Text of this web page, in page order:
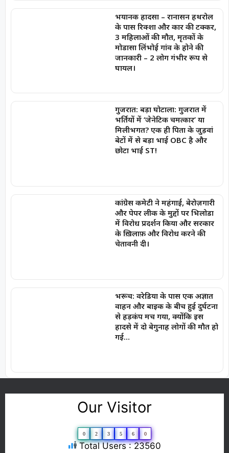
भयानक हादसा – रानासन हथरोल
के पास रिक्शा और कार की टक्कर,
3 महिलाओं की मौत, मृतकों के
मोडासा लिंभोई गांव के होने की
जानकारी – 2 लोग गंभीर रूप से
घायल।
गुजरात: बड़ा घोटाला: गुजरात में
भर्तियों में ‘जेनेटिक चमत्कार’ या
मिलीभगत? एक ही पिता के जुड़वां
बेटों में से बड़ा भाई OBC है और
छोटा भाई ST!
कांग्रेस कमेटी ने महंगाई, बेरोज़गारी
और पेपर लीक के मुद्दों पर भिलोडा
में विरोध प्रदर्शन किया और सरकार
के ख़िलाफ़ और विरोध करने की
चेतावनी दी।
भरूच: वरेडिया के पास एक अज्ञात
वाहन और बाइक के बीच हुई दुर्घटना
से हड़कंप मच गया, क्योंकि इस
हादसे में दो बेगुनाह लोगों की मौत हो
गई…
Our Visitor
0 2 3 5 6 0
Total Users : 23560